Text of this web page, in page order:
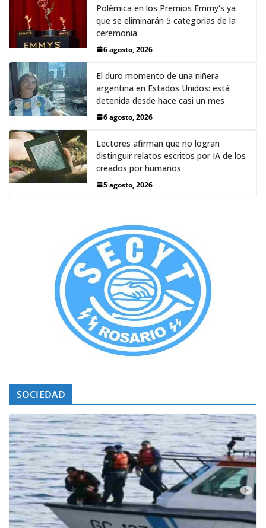
Polémica en los Premios Emmy‘s ya
que se eliminarán 5 categorias de la
ceremonia
6 agosto, 2026
El duro momento de una niñera
argentina en Estados Unidos: está
detenida desde hace casi un mes
6 agosto, 2026
Lectores afirman que no logran
distinguir relatos escritos por IA de los
creados por humanos
5 agosto, 2026
SOCIEDAD